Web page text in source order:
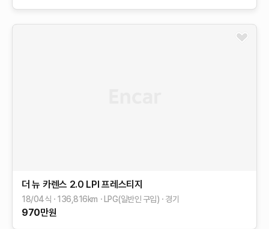
더 뉴 카렌스 2.0 LPI 프레스티지
18/04식 136,816km LPG(일반인 구입) 경기
970만원